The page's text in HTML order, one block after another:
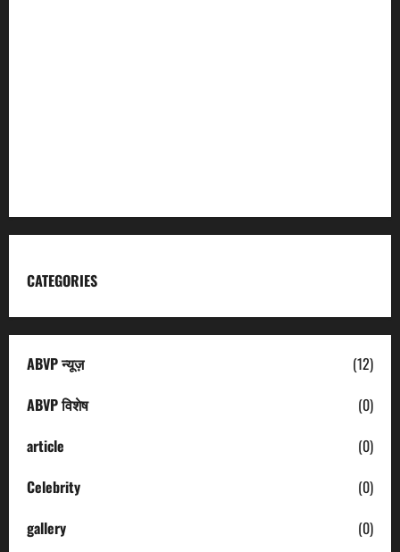
CATEGORIES
ABVP न्यूज़
(12)
ABVP विशेष
(0)
article
(0)
Celebrity
(0)
gallery
(0)